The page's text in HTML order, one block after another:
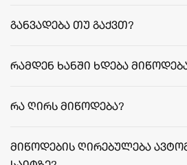
განვადება თუ გაქვთ?
რამდენ ხანში ხდება
რეგიონები:
რა ღირს მიწოდება?
მიწოდების ღირებულება